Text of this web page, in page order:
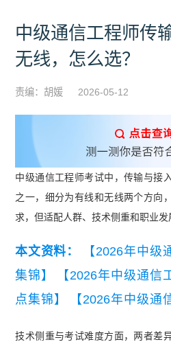
中级通信工程师传
无线，怎么选？
责编：胡媛 2026-05-12
中级通信工程师考试中，传输与接
之一，细分为有线和无线两个方向
求，但适配人群、技术侧重和职业发
本文资料：
【2026年中级
集锦】
【2026年中级通信
点集锦】
【2026年中级通
技术侧重与考试难度方面，两者差